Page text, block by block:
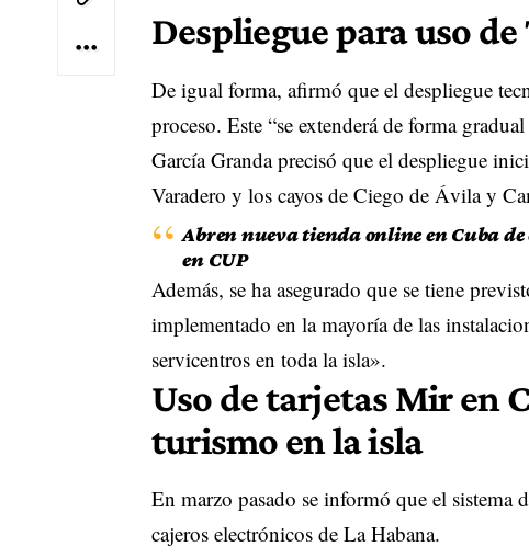
Despliegue para uso
De igual forma, afirmó que el despliegue
proceso. Este “se extenderá de forma
García Granda precisó que el despliegue
Varadero y los cayos de Ciego de Ávila y
Abren nueva tienda online en Cuba
en CUP
Además, se ha asegurado que se tiene
implementado en la mayoría de las
servicentros en toda la isla».
Uso de tarjetas Mir en
turismo en la isla
En marzo pasado se informó que el sistema
cajeros electrónicos de La Habana.